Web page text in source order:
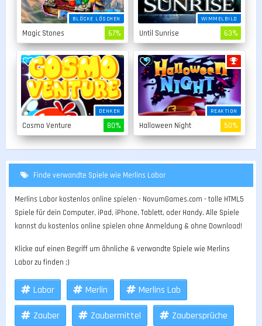
BLÖCKE LÖSCHEN
Magic Stones 67%
WIMMELBILD
Until Sunrise 63%
DENKEN
Cosmo Venture 80%
REAKTION
Halloween Night 50%
Finde verwandte Spiele wie Merlins Labor
Merlins Labor kostenlos online spielen - NovumGames.com - tolle HTML5
Spiele für dein Computer, iPad, iPhone, Tablett, oder Handy. Alle Spiele
kannst du kostenlos online spielen ohne Anmeldung & ohne Download!
Klicke auf einen Begriff um ähnliche & verwandte Spiele wie Merlins
Labor zu finden ;)
Labor Merlin Merlins Lab
Zauber Zaubermittel Zaubersprüche